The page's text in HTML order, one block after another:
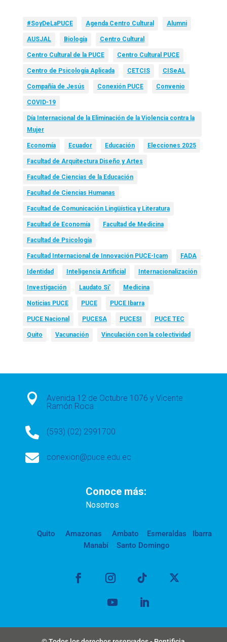
#SoyDeLaPUCE Agenda Centro Cultural Alumni
AUSJAL Biología Centro Cultural
Centro Cultural de la PUCE Centro Cultural PUCE
Centro de Psicología Aplicada CETCIS CISeAL
Compañía de Jesús Conexión PUCE Convenio
COVID-19
Día Internacional de la Eliminación de la Violencia contra la
Mujer
Economía Ecuador Educación Elecciones 2025
Facultad de Arquitectura Diseño y Artes
Facultad de Ciencias de la Educación
Facultad de Ciencias Humanas
Facultad de Comunicación Lingüística y Literatura
Facultad de Economía Facultad de Medicina
Facultad de Psicología
Facultad Internacional de Innovación PUCE-Icam FADA
Identidad Inteligencia Artificial Internacionalización
Investigación Laudato Si’ Medicina
Noticias PUCE PUCE PUCE Ibarra
PUCE Nacional PUCESA PUCESI PUCE TEC
Quito Vacunación Vinculación con la colectividad

Avenida 12 de Octubre 1076 y Vicente
Ramón Roca
 (593) (02) 2991700
 conexion@puce.edu.ec
Conoce más:
Nosotros
Quito Amazonas Ambato Esmeraldas
Ibarra
Manabí
Santo Domingo